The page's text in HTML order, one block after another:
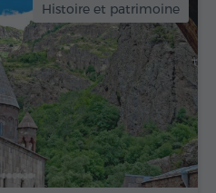
Histoire et patrimoine